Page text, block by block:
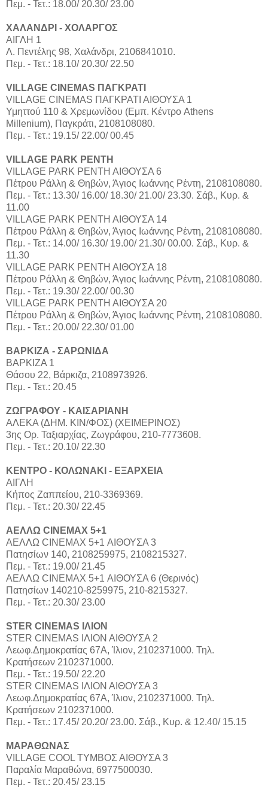
Πεμ. - Τετ.: 18.00/ 20.30/ 23.00
ΧΑΛΑΝΔΡΙ - ΧΟΛΑΡΓΟΣ
ΑΙΓΛΗ 1
Λ. Πεντέλης 98, Χαλάνδρι, 2106841010.
Πεμ. - Τετ.: 18.10/ 20.30/ 22.50
VILLAGE CINEMAS ΠΑΓΚΡΑΤΙ
VILLAGE CINEMAS ΠΑΓΚΡΑΤΙ ΑΙΘΟΥΣΑ 1
Υμηττού 110 & Χρεμωνίδου (Εμπ. Κέντρο Athens
Millenium), Παγκράτι, 2108108080.
Πεμ. - Τετ.: 19.15/ 22.00/ 00.45
VILLAGE PARK ΡΕΝΤΗ
VILLAGE PARK ΡΕΝΤΗ ΑΙΘΟΥΣΑ 6
Πέτρου Ράλλη & Θηβών, Άγιος Ιωάννης Ρέντη, 2108108080.
Πεμ. - Τετ.: 13.30/ 16.00/ 18.30/ 21.00/ 23.30. Σάβ., Κυρ. &
11.00
VILLAGE PARK ΡΕΝΤΗ ΑΙΘΟΥΣΑ 14
Πέτρου Ράλλη & Θηβών, Άγιος Ιωάννης Ρέντη, 2108108080.
Πεμ. - Τετ.: 14.00/ 16.30/ 19.00/ 21.30/ 00.00. Σάβ., Κυρ. &
11.30
VILLAGE PARK ΡΕΝΤΗ ΑΙΘΟΥΣΑ 18
Πέτρου Ράλλη & Θηβών, Άγιος Ιωάννης Ρέντη, 2108108080.
Πεμ. - Τετ.: 19.30/ 22.00/ 00.30
VILLAGE PARK ΡΕΝΤΗ ΑΙΘΟΥΣΑ 20
Πέτρου Ράλλη & Θηβών, Άγιος Ιωάννης Ρέντη, 2108108080.
Πεμ. - Τετ.: 20.00/ 22.30/ 01.00
ΒΑΡΚΙΖΑ - ΣΑΡΩΝΙΔΑ
ΒΑΡΚΙΖΑ 1
Θάσου 22, Βάρκιζα, 2108973926.
Πεμ. - Τετ.: 20.45
ΖΩΓΡΑΦΟΥ - ΚΑΙΣΑΡΙΑΝΗ
ΑΛΕΚΑ (ΔΗΜ. ΚΙΝ/ΦΟΣ) (ΧΕΙΜΕΡΙΝΟΣ)
3ης Ορ. Ταξιαρχίας, Ζωγράφου, 210-7773608.
Πεμ. - Τετ.: 20.10/ 22.30
ΚΕΝΤΡΟ - ΚΟΛΩΝΑΚΙ - ΕΞΑΡΧΕΙΑ
ΑΙΓΛΗ
Κήπος Ζαππείου, 210-3369369.
Πεμ. - Τετ.: 20.30/ 22.45
ΑΕΛΛΩ CINEMAX 5+1
ΑΕΛΛΩ CINEMAX 5+1 ΑΙΘΟΥΣΑ 3
Πατησίων 140, 2108259975, 2108215327.
Πεμ. - Τετ.: 19.00/ 21.45
ΑΕΛΛΩ CINEMAX 5+1 ΑΙΘΟΥΣΑ 6 (Θερινός)
Πατησίων 140210-8259975, 210-8215327.
Πεμ. - Τετ.: 20.30/ 23.00
STER CINEMAS ΙΛΙΟΝ
STER CINEMAS ΙΛΙΟΝ ΑΙΘΟΥΣΑ 2
Λεωφ.Δημοκρατίας 67Α, Ίλιον, 2102371000. Τηλ.
Κρατήσεων 2102371000.
Πεμ. - Τετ.: 19.50/ 22.20
STER CINEMAS ΙΛΙΟΝ ΑΙΘΟΥΣΑ 3
Λεωφ.Δημοκρατίας 67Α, Ίλιον, 2102371000. Τηλ.
Κρατήσεων 2102371000.
Πεμ. - Τετ.: 17.45/ 20.20/ 23.00. Σάβ., Κυρ. & 12.40/ 15.15
ΜΑΡΑΘΩΝΑΣ
VILLAGE COOL ΤΥΜΒΟΣ ΑΙΘΟΥΣΑ 3
Παραλία Μαραθώνα, 6977500030.
Πεμ. - Τετ.: 20.45/ 23.15